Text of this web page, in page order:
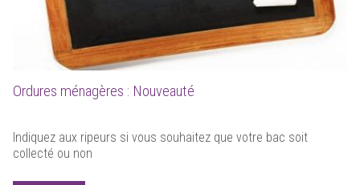
Ordures ménagères : Nouveauté
Indiquez aux ripeurs si vous souhaitez que votre bac soit
collecté ou non